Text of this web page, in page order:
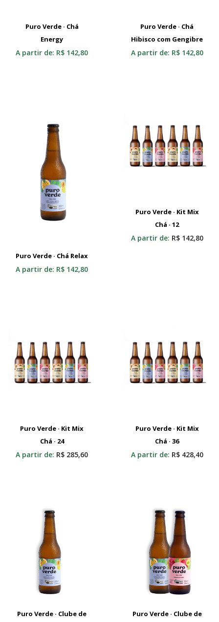
Selecionar
Puro Verde · Chá
Energy
A partir de: R$ 142,80
Selecionar
Puro Verde · Chá
Hibisco com Gengibre
A partir de: R$142,80
Selecionar
Puro Verde · Chá Relax
A partir de: R$ 142,80
Adicionar Ao Carrinho
Puro Verde · Kit Mix
Chá · 12
A partir de: R$142,80
Adicionar Ao Carrinho
Puro Verde · Kit Mix
Chá · 24
A partir de: R$ 285,60
Adicionar Ao Carrinho
Puro Verde · Kit Mix
Chá · 36
A partir de: R$428,40
Puro Verde · Clube de Puro Verde · Clube de